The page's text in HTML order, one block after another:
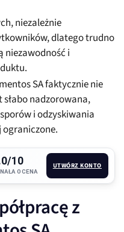
niezależnie
dlatego trudno
niezawodność i
SA faktycznie nie
nadzorowana,
i odzyskiwania
10
OCENA
UTWÓRZ KONTO
z